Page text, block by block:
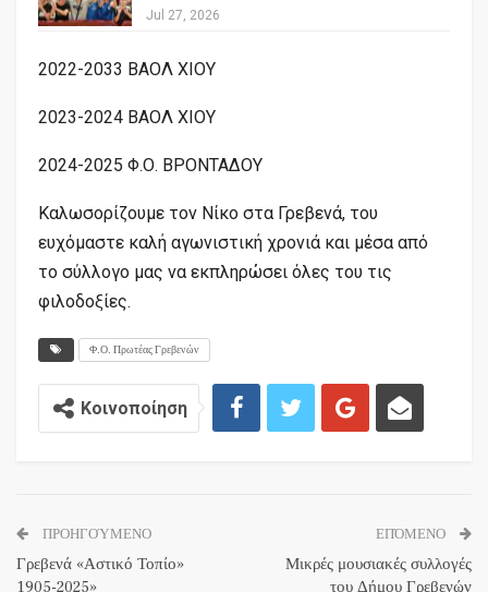
Jul 27, 2026
2022-2033 ΒΑΟΛ ΧΙΟΥ
2023-2024 ΒΑΟΛ ΧΙΟΥ
2024-2025 Φ.Ο. ΒΡΟΝΤΑΔΟΥ
Καλωσορίζουμε τον Νίκο στα Γρεβενά, του
ευχόμαστε καλή αγωνιστική χρονιά και μέσα από
το σύλλογο μας να εκπληρώσει όλες του τις
φιλοδοξίες.
Φ.Ο. Πρωτέας Γρεβενών
Κοινοποίηση
ΠΡΟΗΓΟΎΜΕΝΟ
Γρεβενά «Αστικό Τοπίο»
1905-2025»
ΕΠΌΜΕΝΟ
Μικρές μουσιακές συλλογές
του Δήμου Γρεβενών